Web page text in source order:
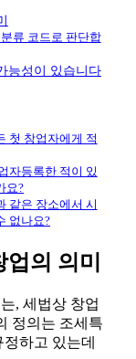
류 코드로 판단합
능성이 있습니다
첫 창업자에게 적
자등록한 적이 있
요?
같은 장소에서 시
없나요?
의 의미
, 세법상 창업
정의는 조세특
하고 있는데